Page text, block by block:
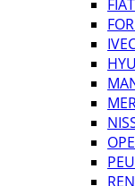
FIAT